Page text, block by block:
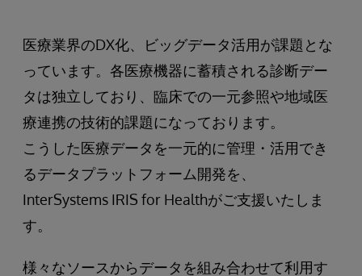
医療業界のDX化、ビッグデータ活用が課題とな
っています。各医療機器に蓄積される診断デー
タは独立しており、臨床での一元参照や地域医
療連携の技術的課題になっております。
こうした医療データを一元的に管理・活用でき
るデータプラットフォーム開発を、
InterSystems IRIS for Healthがご支援いたしま
す。
様々なソースからデータを組み合わせて利用す